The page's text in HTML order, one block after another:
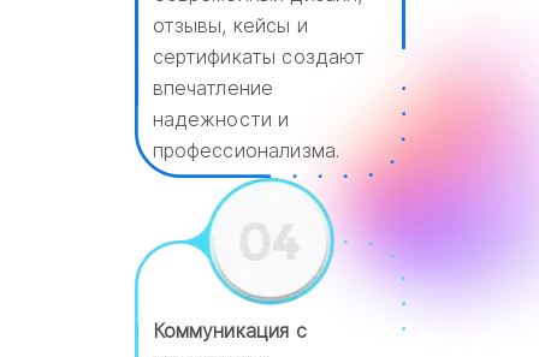
отзывы, кейсы и
сертификаты создают
впечатление
надежности и
профессионализма.
Коммуникация с